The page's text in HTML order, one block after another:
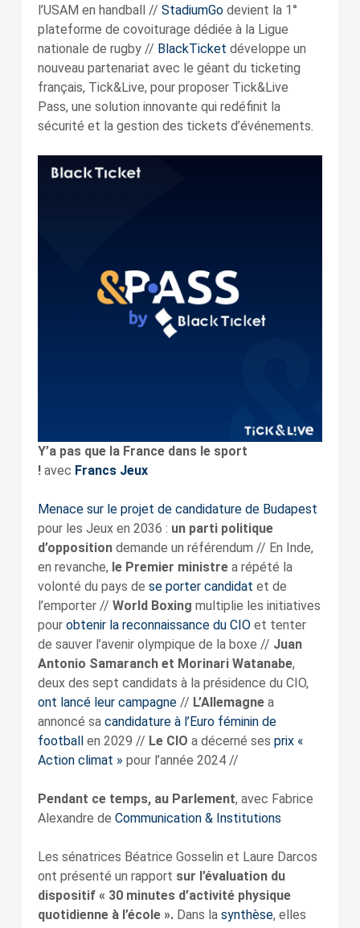
l’USAM en handball // StadiumGodevient la 1°
plateforme de covoiturage dédiée à la Ligue
nationale de rugby // BlackTicket développe un
nouveau partenariat avec le géant du ticketing
français, Tick&Live, pour proposer Tick&Live
Pass, une solution innovante qui redéfinit la
sécurité et la gestion des tickets d’événements.
Y’a pas que la France dans le sport
! avec Francs Jeux
Menace sur le projet de candidature de Budapest
pour les Jeux en 2036 : un parti politique
d’opposition demande un référendum // En Inde,
en revanche, le Premier ministrea répété la
volonté du pays de se porter candidat et de
l’emporter // World Boxing multiplie les initiatives
pour obtenir la reconnaissance du CIOet tenter
de sauver l’avenir olympique de la boxe // Juan
Antonio Samaranch et Morinari Watanabe,
deux des sept candidats à la présidence du CIO,
ont lancé leur campagne// L’Allemagnea
annoncé sa candidature à l’Euro féminin de
footballen 2029 // Le CIO a décerné ses prix «
Action climat » pour l’année 2024 //
Pendant ce temps, au Parlement, avec Fabrice
Alexandre de Communication & Institutions
Les sénatrices Béatrice Gosselin et Laure Darcos
ont présenté un rapport sur l’évaluation du
dispositif « 30 minutes d’activité physique
quotidienne à l’école ».Dans la synthèse, elles